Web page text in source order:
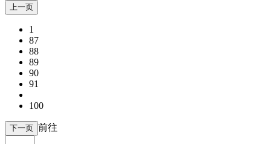
上一页
1
87
88
89
90
91
100
下一页 前往